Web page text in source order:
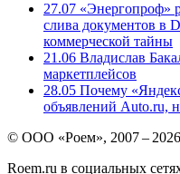
27.07 «Энергопроф»
слива документов в
коммерческой тайны
21.06 Владислав
маркетплейсов
28.05 Почему
объявлений Auto.ru,
© ООО «Роем», 2007 –
Roem.ru в социальных